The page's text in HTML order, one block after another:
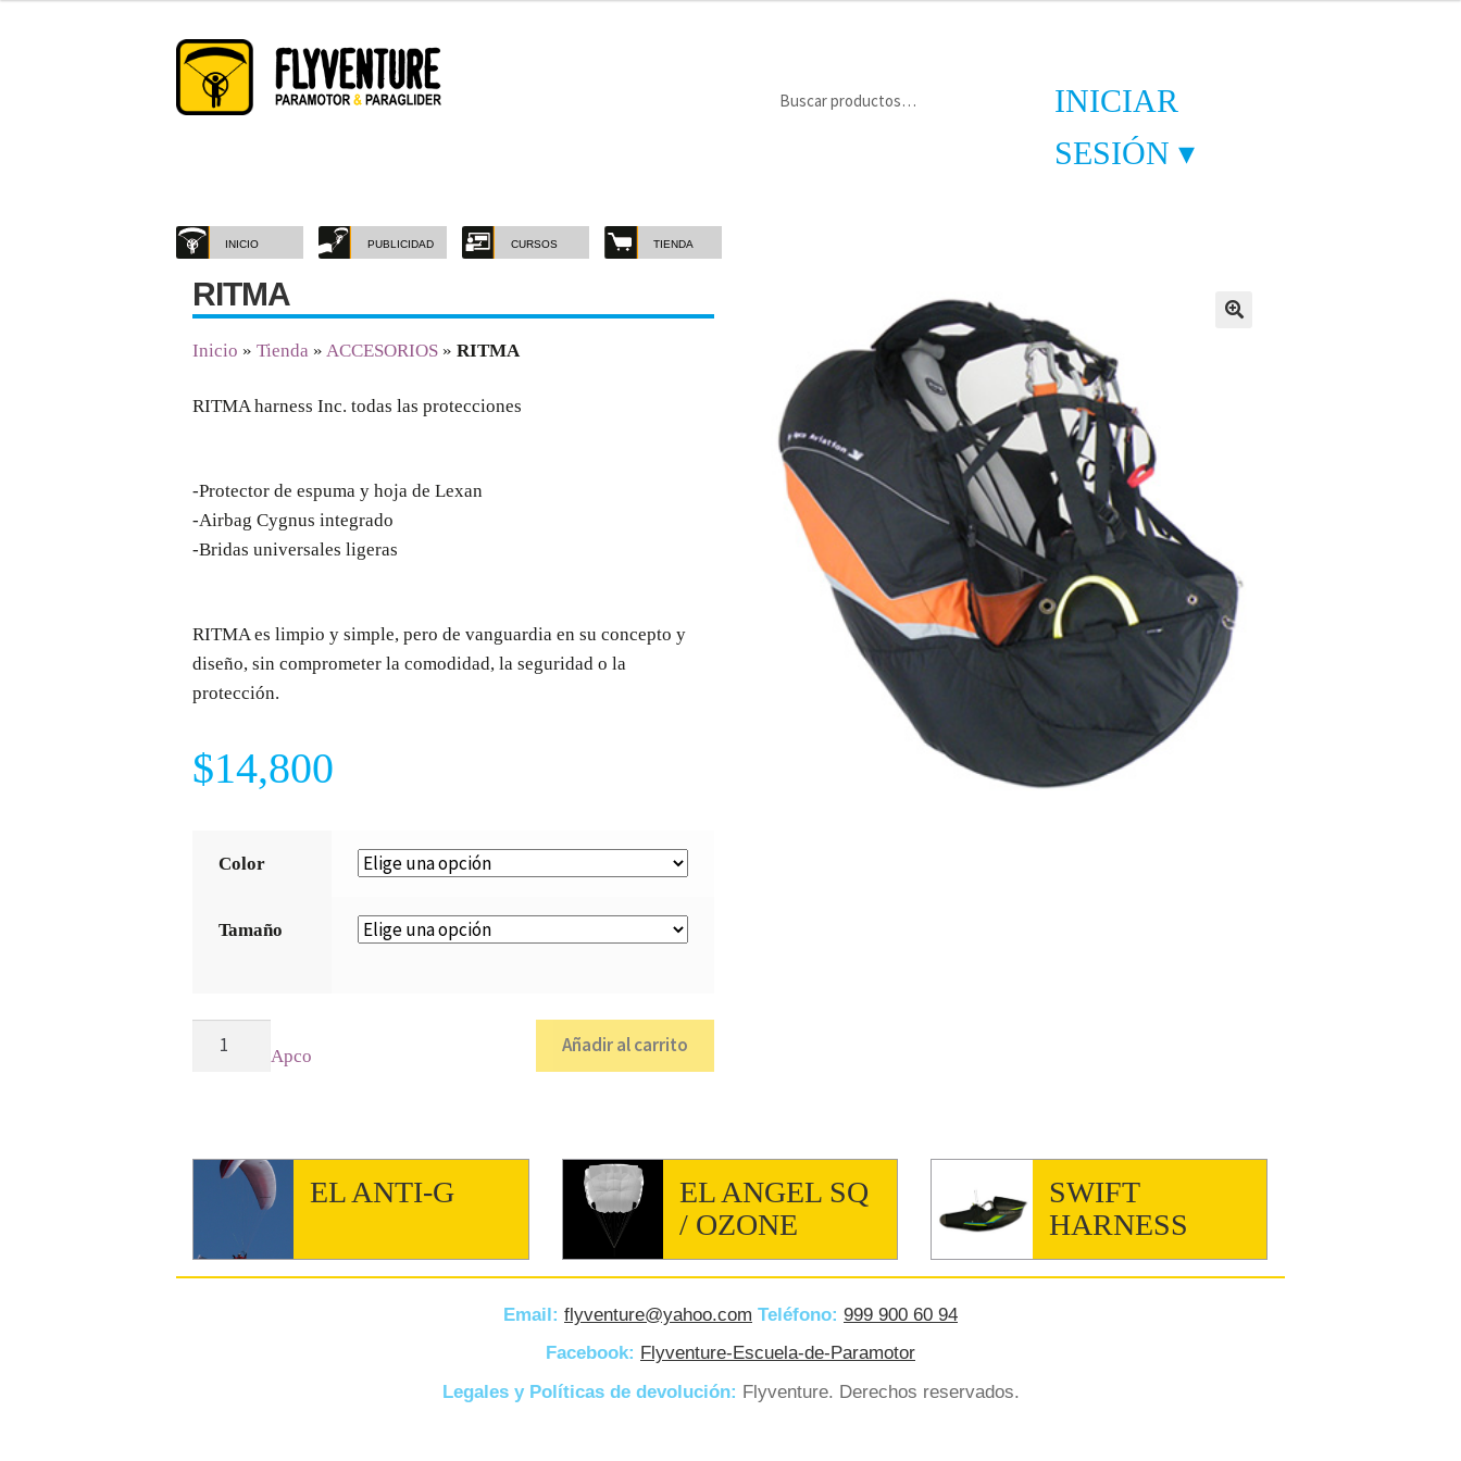
Saltar
navegación
Ir
contenido
INICIAR
SESIÓN ▾
Buscar
INICIO PUBLICIDAD CURSOS TIENDA
RITMA
Inicio » Tienda » ACCESORIOS » RITMA
RITMA harness Inc. todas las protecciones
-Protector de espuma y hoja de Lexan
-Airbag Cygnus integrado
-Bridas universales ligeras
RITMA es limpio y simple, pero de vanguardia en su concepto y
diseño, sin comprometer la comodidad, la seguridad o la
protección.
$14,800
Color
Tamaño
Añadir al carrito
Apco
EL ANTI-G
EL ANGEL SQ
/ OZONE
SWIFT
HARNESS
Email: flyventure@yahoo.com Teléfono: 999 900 60 94
Facebook: Flyventure-Escuela-de-Paramotor
Legales y Políticas de devolución: Flyventure. Derechos reservados.